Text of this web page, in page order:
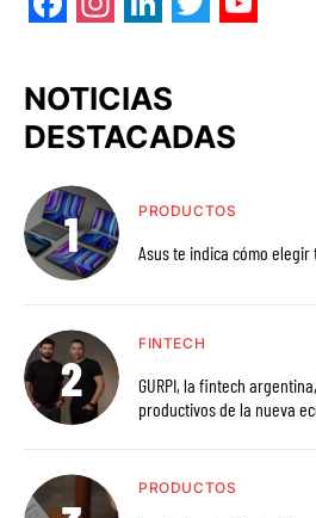
NOTICIAS
DESTACADAS
PRODUCTOS
Asus te indica cómo
FINTECH
GURPI, la fintech argentina, habilita el acceso a activos
productivos de la nueva
PRODUCTOS